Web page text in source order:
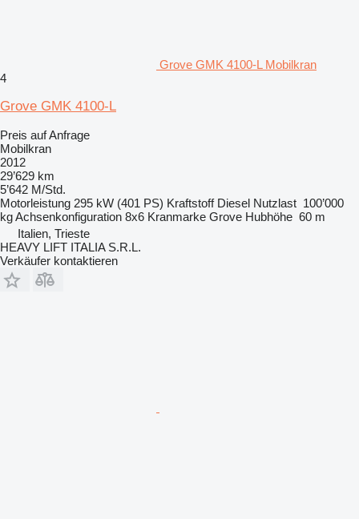
Grove GMK 4100-L Mobilkran
4
Grove GMK 4100-L
Preis auf Anfrage
Mobilkran
2012
29’629 km
5’642 M/Std.
Motorleistung 295 kW (401 PS) Kraftstoff Diesel Nutzlast 100’000
kgAchsenkonfiguration 8x6 Kranmarke Grove Hubhöhe 60 m
Italien, Trieste
HEAVY LIFT ITALIA S.R.L.
Verkäufer kontaktieren